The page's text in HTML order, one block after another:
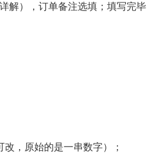
解），订单备注选填；填写完
，原始的是一串数字）；